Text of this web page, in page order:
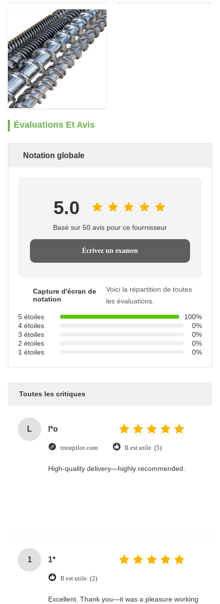
Évaluations Et Avis
Notation globale
5.0
Basé sur 50 avis pour ce fournisseur
Écrivez un examen
Capture d'écran de
notation
Voici la répartition de toutes
les évaluations.
5 étoiles
100%
4 étoiles
0%
3 étoiles
0%
2 étoiles
0%
1 étoiles
0%
Toutes les critiques
L l*o
trustpilot.com Il est utile. (5)
High-quality delivery—highly recommended.
1 1*
Il est utile. (2)
Excellent. Thank you—it was a pleasure working